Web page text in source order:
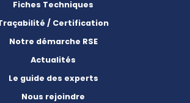
Fiches Techniques
/ Certification
Notre démarche RSE
Actualités
Le guide des experts
Nous rejoindre